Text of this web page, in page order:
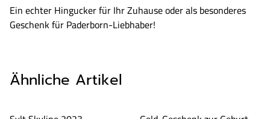
Ein echter Hingucker für Ihr Zuhause oder als besonderes
Geschenk für Paderborn-Liebhaber!
Ähnliche Artikel